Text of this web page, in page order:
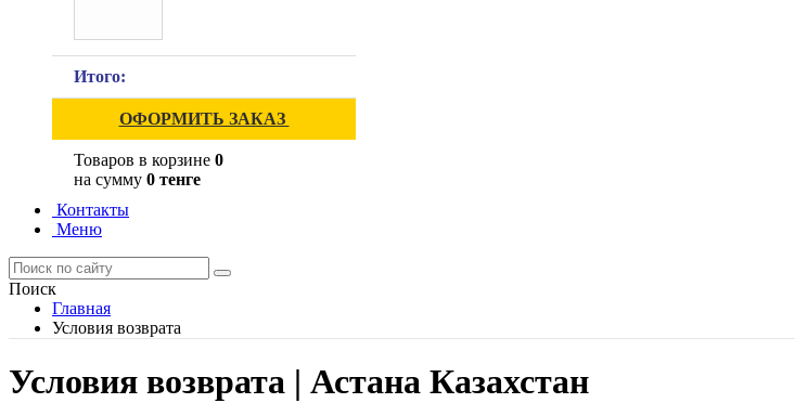
Итого:
ОФОРМИТЬ ЗАКАЗ
Товаров в корзине 0
на сумму 0 тенге
Контакты
Меню
Поиск
Главная
Условия возврата
Условия возврата | Астана Казахстан